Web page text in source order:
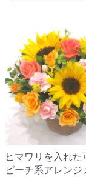
ヒマワリを入れた
ピーチ系アレンジ